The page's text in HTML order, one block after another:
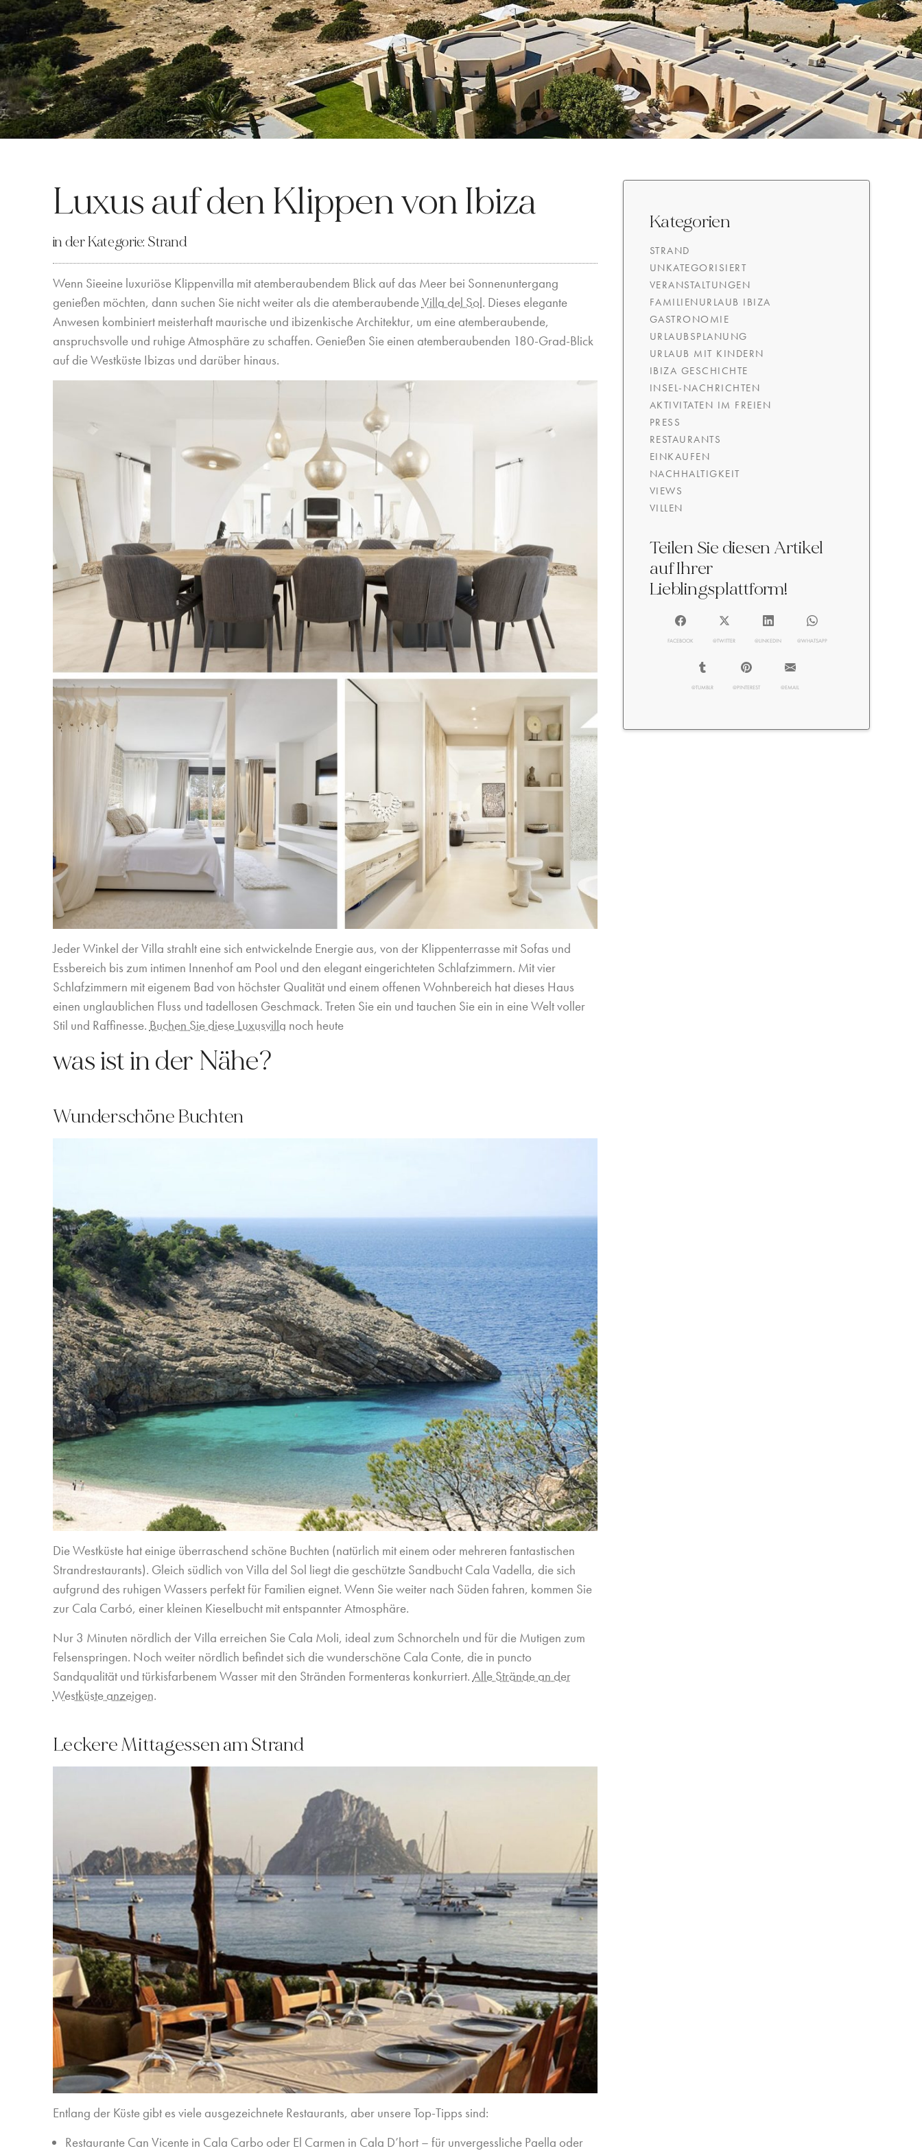
Luxus auf den Klippen von Ibiza
in der Kategorie: Strand
Wenn Sieeine luxuriöse Klippenvilla mit atemberaubendem Blick auf das Meer bei Sonnenuntergang
genießen möchten, dann suchen Sie nicht weiter als die atemberaubendeVilla del Sol. Dieses elegante
Anwesen kombiniert meisterhaft maurische und ibizenkische Architektur, um eine atemberaubende,
anspruchsvolle und ruhige Atmosphäre zu schaffen. Genießen Sie einen atemberaubenden 180-Grad-Blick
auf die Westküste Ibizas und darüber hinaus.
Jeder Winkel der Villa strahlt eine sich entwickelnde Energie aus, von der Klippenterrasse mit Sofas und
Essbereich bis zum intimen Innenhof am Pool und den elegant eingerichteten Schlafzimmern. Mit vier
Schlafzimmern mit eigenem Bad von höchster Qualität und einem offenen Wohnbereich hat dieses Haus
einen unglaublichen Fluss und tadellosen Geschmack. Treten Sie ein und tauchen Sie ein in eine Welt voller
Stil und Raffinesse.Buchen Sie diese Luxusvilla noch heute
was ist in der Nähe?
Wunderschöne Buchten
Die Westküste hat einige überraschend schöne Buchten (natürlich mit einem oder mehreren fantastischen
Strandrestaurants). Gleich südlich von Villa del Sol liegt die geschützte Sandbucht Cala Vadella, die sich
aufgrund des ruhigen Wassers perfekt für Familien eignet. Wenn Sie weiter nach Süden fahren, kommen Sie
zur Cala Carbó, einer kleinen Kieselbucht mit entspannter Atmosphäre.
Nur 3 Minuten nördlich der Villa erreichen Sie Cala Moli, ideal zum Schnorcheln und für die Mutigen zum
Felsenspringen. Noch weiter nördlich befindet sich die wunderschöne Cala Conte, die in puncto
Sandqualität und türkisfarbenem Wasser mit den Stränden Formenteras konkurriert.Alle Strände an der
Westküste anzeigen.
Leckere Mittagessen am Strand
Entlang der Küste gibt es viele ausgezeichnete Restaurants, aber unsere Top-Tipps sind:
Restaurante Can Vicente in Cala Carbo oder El Carmen in Cala D’hort – für unvergessliche Paella oder
Kategorien
STRAND
UNKATEGORISIERT
VERANSTALTUNGEN
FAMILIENURLAUB IBIZA
GASTRONOMIE
URLAUBSPLANUNG
URLAUB MIT KINDERN
IBIZA GESCHICHTE
INSEL-NACHRICHTEN
AKTIVITATEN IM FREIEN
PRESS
RESTAURANTS
EINKAUFEN
NACHHALTIGKEIT
VIEWS
VILLEN
Teilen Sie diesen Artikel
auf Ihrer
Lieblingsplattform!
FACEBOOK @TWITTER @LINKEDIN @WHATSAPP
@TUMBLR @PINTEREST @EMAIL